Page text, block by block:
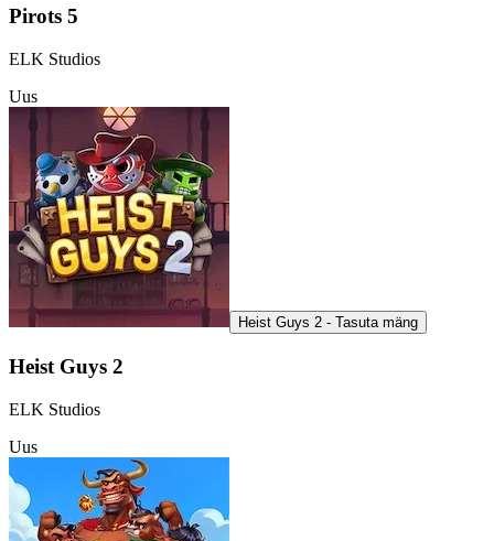
Pirots 5
ELK Studios
Uus
Heist Guys 2 - Tasuta mäng
Heist Guys 2
ELK Studios
Uus